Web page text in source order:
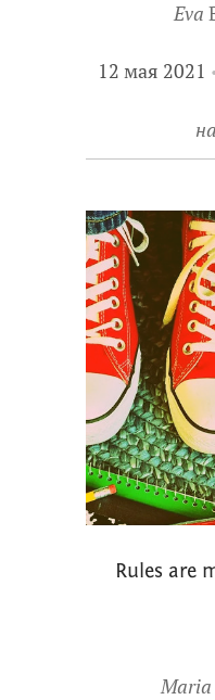
Eva
12 мая 2021
Rules are
Maria